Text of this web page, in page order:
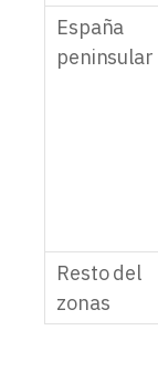
España
peninsular
Resto del
zonas